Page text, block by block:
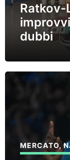
Ratkov-
dubbi
MERCATO,